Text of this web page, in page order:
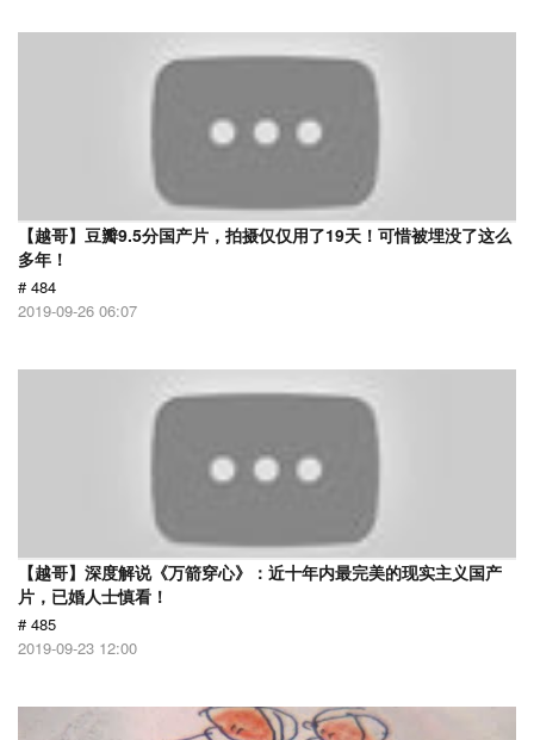
【越哥】豆瓣9.5分国产片，拍摄仅仅用了19天！可惜被埋没了这么
多年！
# 484
2019-09-26 06:07
【越哥】深度解说《万箭穿心》：近十年内最完美的现实主义国产
片，已婚人士慎看！
# 485
2019-09-23 12:00